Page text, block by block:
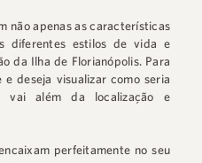
não apenas as características
diferentes estilos de vida e
da Ilha de Florianópolis. Para
deseja visualizar como seria
vai além da localização e
perfeitamente no seu